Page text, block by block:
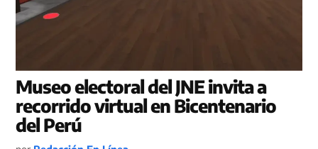
Museo electoral del JNE invita a
recorrido virtual en Bicentenario
del Perú